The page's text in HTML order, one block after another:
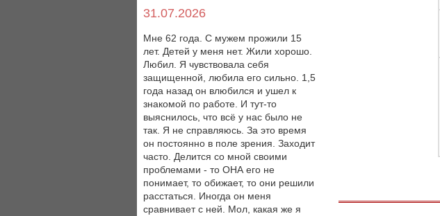
31.07.2026
Мне 62 года. С мужем прожили 15
лет. Детей у меня нет. Жили хорошо.
Любил. Я чувствовала себя
защищенной, любила его сильно. 1,5
года назад он влюбился и ушел к
знакомой по работе. И тут-то
выяснилось, что всё у нас было не
так. Я не справляюсь. За это время
он постоянно в поле зрения. Заходит
часто. Делится со мной своими
проблемами - то ОНА его не
понимает, то обижает, то они решили
расстаться. Иногда он меня
сравнивает с ней. Мол, какая же я